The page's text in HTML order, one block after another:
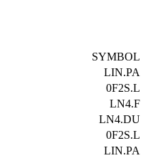
SYMBOL
LIN.PA
0F2S.L
LN4.F
LN4.DU
0F2S.L
LIN.PA